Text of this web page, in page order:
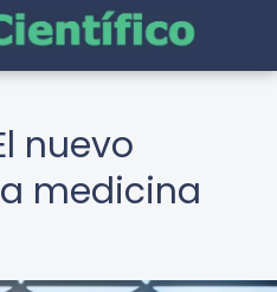
nuevo
medicina